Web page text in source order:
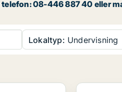
08-446 887 40 eller
Lokaltyp: Undervisning